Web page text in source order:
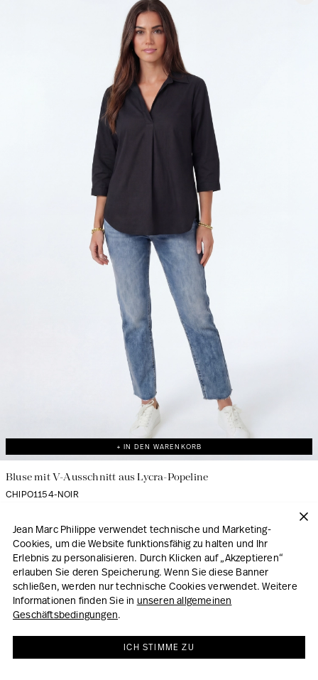
+ IN DEN WARENKORB
Bluse mit V-Ausschnitt aus Lycra-Popeline
CHIPO1154-NOIR
LOOK
Jean Marc Philippe verwendet technische und Marketing-
Cookies, um die Website funktionsfähig zu halten und Ihr
Erlebnis zu personalisieren. Durch Klicken auf „Akzeptieren“
erlauben Sie deren Speicherung. Wenn Sie diese Banner
schließen, werden nur technische Cookies verwendet. Weitere
Informationen finden Sie in unseren allgemeinen
Geschäftsbedingungen.
ICH STIMME ZU